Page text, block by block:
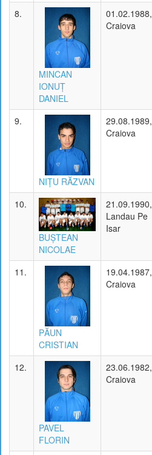
8.
MINCAN
IONUŢ
DANIEL
01.02.1988,
Craiova
9.
NIŢU RĂZVAN
29.08.1989,
Craiova
10.
BUŞTEAN
NICOLAE
21.09.1990,
Landau Pe
Isar
11.
PĂUN
CRISTIAN
19.04.1987,
Craiova
12.
PAVEL
FLORIN
23.06.1982,
Craiova